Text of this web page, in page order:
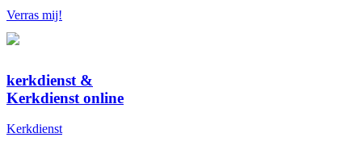
Verras mij!
kerkdienst &
Kerkdienst online
Kerkdienst